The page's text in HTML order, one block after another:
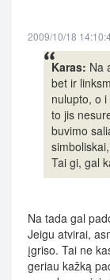
2009/10/18
Karas: Na
bet ir
nulupto, o
to jis
buvimo
Tai gi, gal
Na tada gal
Jeigu atvirai,
įgriso. Tai ne
geriau kažką